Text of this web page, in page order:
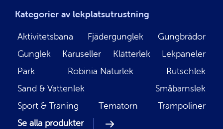
Kategorier av lekplatsutrustning
Aktivitetsbana
Fjädergunglek
Gungbrädor
Gunglek
Karuseller Klätterlek
Lekpaneler
Park
Robinia Naturlek
Rutschlek
Sand & Vattenlek
Småbarnslek
Sport & Träning
Tematorn
Trampoliner
Se alla produkter